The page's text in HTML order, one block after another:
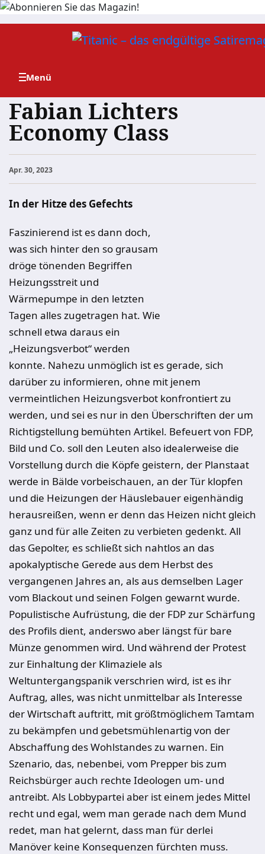
Zum
Fabian Lichters
Economy Class
Apr. 30, 2023
In der Hitze des Gefechts
Faszinierend ist es dann doch,
was sich hinter den so grausam
dröge tönenden Begriffen
Heizungsstreit und
Wärmepumpe in den letzten
Tagen alles zugetragen hat. Wie
schnell etwa daraus ein
„Heizungsverbot“ werden
konnte. Nahezu unmöglich ist es gerade, sich
darüber zu informieren, ohne mit jenem
vermeintlichen Heizungsverbot konfrontiert zu
werden, und sei es nur in den Überschriften der um
Richtigstellung bemühten Artikel. Befeuert von FDP,
Bild und Co. soll den Leuten also idealerweise die
Vorstellung durch die Köpfe geistern, der Planstaat
werde in Bälde vorbeischauen, an der Tür klopfen
und die Heizungen der Häuslebauer eigenhändig
herausreißen, wenn er denn das Heizen nicht gleich
ganz und für alle Zeiten zu verbieten gedenkt. All
das Gepolter, es schließt sich nahtlos an das
apokalyptische Gerede aus dem Herbst des
vergangenen Jahres an, als aus demselben Lager
vom Blackout und seinen Folgen gewarnt wurde.
Populistische Aufrüstung, die der FDP zur Schärfung
des Profils dient, anderswo aber längst für bare
Münze genommen wird. Und während der Protest
zur Einhaltung der Klimaziele als
Weltuntergangspanik verschrien wird, ist es ihr
Auftrag, alles, was nicht unmittelbar als Interesse
der Wirtschaft auftritt, mit größtmöglichem Tamtam
zu bekämpfen und gebetsmühlenartig von der
Abschaffung des Wohlstandes zu warnen. Ein
Szenario, das, nebenbei, vom Prepper bis zum
Reichsbürger auch rechte Ideologen um- und
antreibt. Als Lobbypartei aber ist einem jedes Mittel
recht und egal, wem man gerade nach dem Mund
redet, man hat gelernt, dass man für derlei
Manöver keine Konsequenzen fürchten muss.